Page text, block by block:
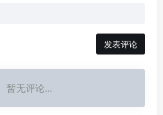
发表评论
暂无评论...